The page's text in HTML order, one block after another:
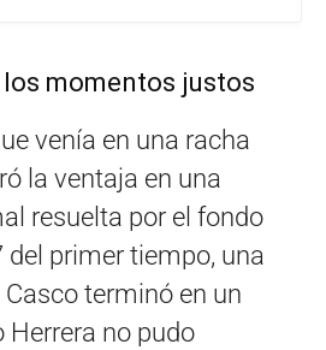
momentos justos
venía en una racha
la ventaja en una
resuelta por el fondo
del primer tiempo, una
terminó en un
Herrera no pudo